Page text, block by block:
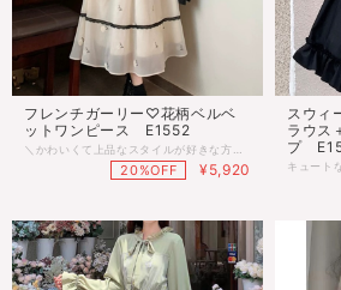
フレンチガーリー♡花柄ベルベ
ットワンピース E1552
20%OFF ¥5,920
スウィ
ラウス
プ